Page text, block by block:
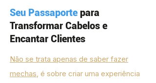
Seu Passaporte para
Transformar Cabelos e
Encantar Clientes
Não se trata apenas de saber fazer
mechas, é sobre criar uma experiência